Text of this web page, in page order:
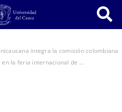
integra la comisión colombiana
en la feria internacional de ...